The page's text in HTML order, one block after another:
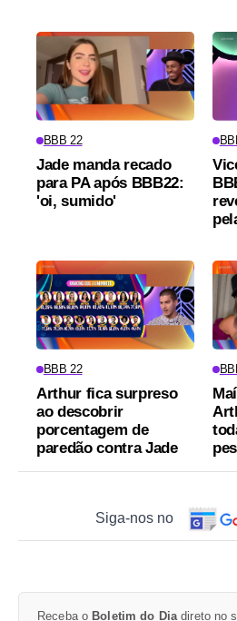
BBB 22
Jade manda recado
para PA após BBB22:
'oi, sumido'
BBB 22
Arthur fica surpreso
ao descobrir
porcentagem de
paredão contra Jade
Siga-nos no
Receba o Boletim do Dia direto no